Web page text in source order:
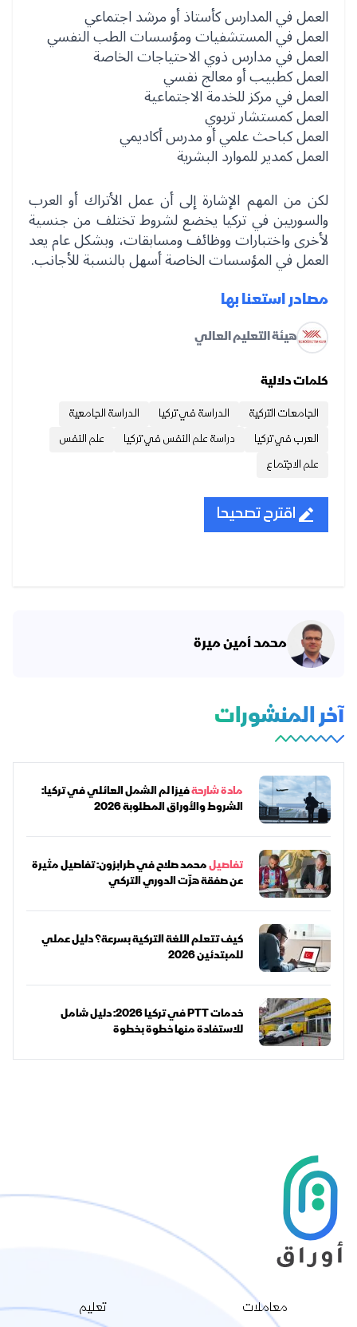
العمل في المدارس كأستاذ أو مرشد اجتماعي
العمل في المستشفيات ومؤسسات الطب النفسي
العمل في مدارس ذوي الاحتياجات الخاصة
العمل كطبيب أو معالج نفسي
العمل في مركز للخدمة الاجتماعية
العمل كمستشار تربوي
العمل كباحث علمي أو مدرس أكاديمي
العمل كمدير للموارد البشرية
لكن من المهم الإشارة إلى أن عمل الأتراك أو العرب
والسوريين في تركيا يخضع لشروط تختلف من جنسية
لأخرى واختبارات ووظائف ومسابقات، وبشكل عام يعد
العمل في المؤسسات الخاصة أسهل بالنسبة للأجانب.
مصادر استعنا بها
هيئة التعليم العالي
كلمات دلالية
الجامعات التركية الدراسة في تركيا
الدراسة الجامعية
العرب في تركيا
دراسة علم النفس في تركيا
علم النفس
علم الاجتماع
اقترح تصحيحا
محمد أمين ميرة
آخر المنشورات
مادة شارحةفيزا لم الشمل العائلي في تركيا:
الشروط والأوراق المطلوبة 2026
تفاصيلمحمد صلاح في طرابزون: تفاصيل مثيرة
عن صفقة هزّت الدوري التركي
كيف تتعلم اللغة التركية بسرعة؟ دليل عملي
للمبتدئين 2026
خدمات PTT في تركيا 2026: دليل شامل
للاستفادة منها خطوة بخطوة
معاملات تعليم